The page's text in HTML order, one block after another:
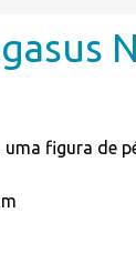
figura de